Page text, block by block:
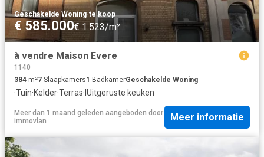
Geschakelde Woning·te koop
€ 585.000€ 1.523/m²
à vendre Maison Evere
1140
384 m²7 Slaapkamers1 BadkamerGeschakelde Woning
·Tuin·Kelder·Terras· IUitgeruste keuken
Meer dan 1 maand geleden aangeboden door
immovlan
Meer informatie